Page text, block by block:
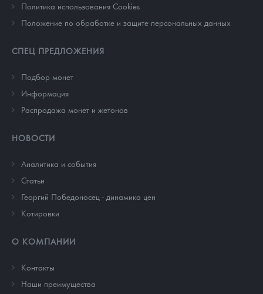
Политика использования Cookies
Положение по обработке и защите персональных данных
СПЕЦ ПРЕДЛОЖЕНИЯ
Подбор монет
Информация
Распродажа монет и жетонов
НОВОСТИ
Аналитика и события
Cтатьи
Георгий Победоносец - динамика цен
Котировки
О КОМПАНИИ
Контакты
Наши преимущества